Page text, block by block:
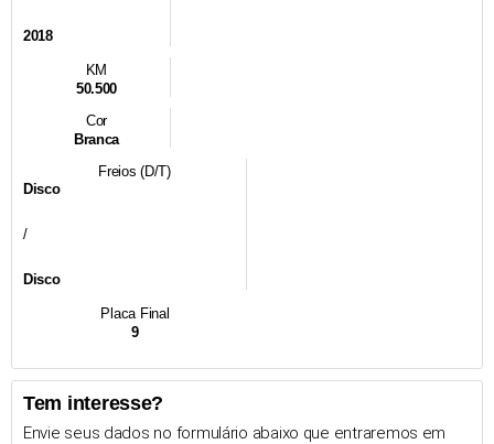
2018
KM
50.500
Cor
Branca
Freios (D/T)
Disco
/
Disco
Placa Final
9
Tem interesse?
Envie seus dados no formulário abaixo que entraremos em